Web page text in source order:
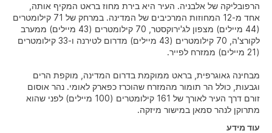
הרפובליקה של אלבניה. העיר היא בירת מחוז בראט המקיף אותה,
אחד מ-12 המחוזות המרכיבים של המדינה. במרחק של 71 קילומטרים
(44 מיילים) מצפון לג'ירוקסטר, 70 קילומטרים (43 מיילים) ממערב
לקורצ'ה, 70 קילומטרים (43 מיילים) מדרום לטירנה ו-33 קילומטרים
מבחינה גאוגרפית, בראט ממוקמת בדרום המדינה, מוקפת הרים
וגבעות, כולל הר תומור מהמזרח שהוכרז כפארק לאומי. נהר אוסום
זורם דרך העיר לאורך של 161 קילומטרים (100 מיילים) לפני שהוא
מתרוקן לנהר סמאן במישור מיזקה.
עוד מידע